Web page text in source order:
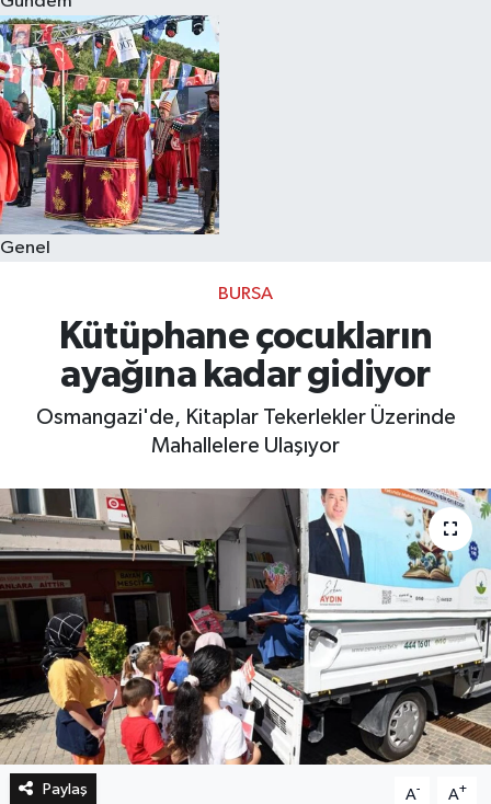
Genel
BURSA
Kütüphane çocukların
ayağına kadar gidiyor
Osmangazi'de, Kitaplar Tekerlekler Üzerinde
Mahallelere Ulaşıyor
Paylaş A- A+
Eğitim
Sağlık
Dünya
Magazin
Kültür & Sanat
Teknoloji
Bilim
Genel
Bilim, Teknoloji